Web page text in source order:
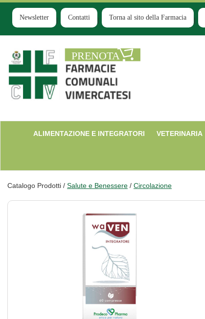
Passa
contenuto
principale
Newsletter Contatti Torna al sito della Farmacia
Farmacia
Comunale
ALIMENTAZIONE E INTEGRATORI VETERINARIA
Catalogo Prodotti / Salute e Benessere / Circolazione